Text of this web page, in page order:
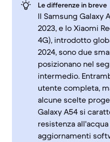
Le differenze in breve
Il Samsung Galaxy
2023, e lo Xiaomi
4G), introdotto
2024, sono due
posizionano nel
intermedio.
utente completa,
alcune scelte
Galaxy A54 si
resistenza
aggiornamenti